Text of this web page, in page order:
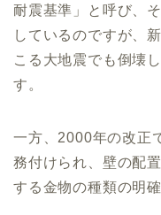
耐震基準」と呼び、
しているのですが、
こる大地震でも倒壊
す。
一方、2000年の改正
務付けられ、壁の配
する金物の種類の明